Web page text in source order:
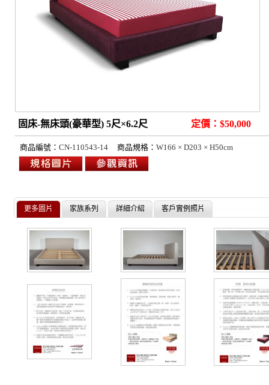
固床-無床頭(豪華型) 5尺×6.2尺 定價：$50,000
商品編號： CN-110543-14 商品規格： W166 × D203 × H50cm
更多圖片 家族系列 詳細介紹 客戶實例照片